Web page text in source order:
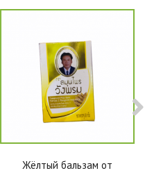
Жёлтый бальзам от